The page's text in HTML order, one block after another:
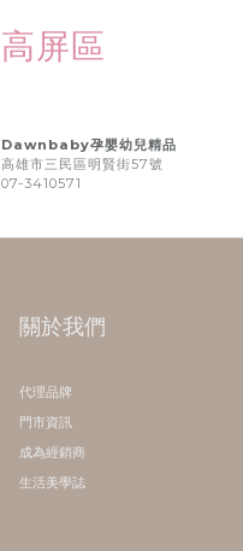
高屏區
Dawnbaby孕嬰幼兒精品
高雄市三民區明賢街57號
07-3410571
關於我們
代理品牌
門市資訊
成為經銷商
生活美學誌